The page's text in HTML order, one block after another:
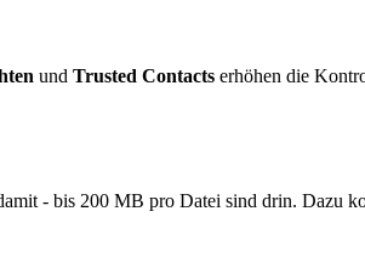
und Trusted Contacts erhöhen die
- bis 200 MB pro Datei sind drin. Dazu